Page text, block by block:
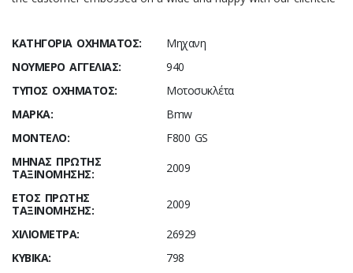
ΚΑΤΗΓΟΡΊΑ ΟΧΉΜΑΤΟΣ:
Μηχανη
ΝΟΎΜΕΡΟ ΑΓΓΕΛΊΑΣ:
940
ΤΎΠΟΣ ΟΧΉΜΑΤΟΣ:
Μοτοσυκλέτα
ΜΆΡΚΑ:
Bmw
ΜΟΝΤΈΛΟ:
F800 GS
ΜΉΝΑΣ ΠΡΏΤΗΣ
ΤΑΞΙΝΌΜΗΣΗΣ:
2009
ΈΤΟΣ ΠΡΏΤΗΣ
ΤΑΞΙΝΌΜΗΣΗΣ:
2009
ΧΙΛΙΌΜΕΤΡΑ:
26929
ΚΥΒΙΚΆ:
798